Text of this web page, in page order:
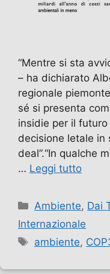
“Mentre si sta
– ha dichiarato
regionale
sé si presenta
insidie per il futuro
decisione letale in
deal”.“In qualche
… Leggi tutto
Categorie
Ambiente, Dai
Internazionale
Tag
ambiente,